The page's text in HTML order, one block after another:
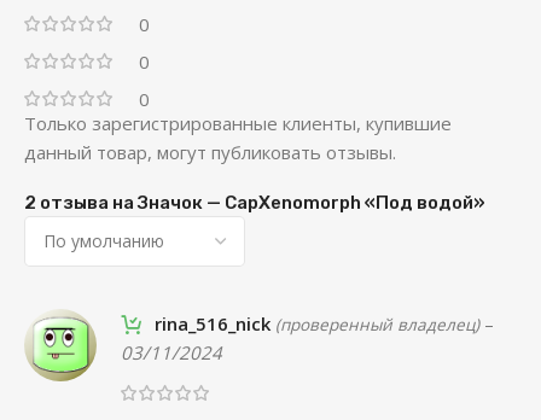
0
0
0
2 отзыва наЗначок — CapXenomorph «Под водой»
rina_516_nick (проверенный владелец) –
03/11/2024
Только зарегистрированные клиенты, купившие
данный товар, могут публиковать отзывы.